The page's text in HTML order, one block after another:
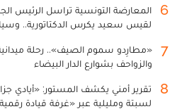
6
المعارضة التونسية تراسل الرئيس
لقيس سعيد يكرس الدكتاتورية..
7
«مطارِدو سموم الصيف».. رحلة
والزواحف بشوارع الدار البيضاء
8
تقرير أمني يكشف المستور: «أيادي
لسبتة ومليلية عبر «غرفة قيادة